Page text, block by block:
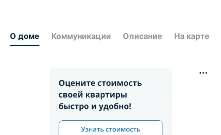
О доме Коммуникации Описание На карте